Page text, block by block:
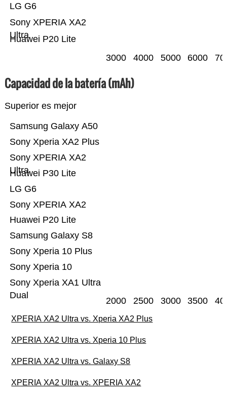
Huawei P20 Lite
Sony XPERIA XA2
Ultra
LG G6
3000 4000 5000 6000
Capacidad de la batería (mAh)
Superior es mejor
Sony Xperia XA1 Ultra
Dual
Sony Xperia 10
Sony Xperia 10 Plus
Samsung Galaxy S8
Huawei P20 Lite
Sony XPERIA XA2
LG G6
Huawei P30 Lite
Sony XPERIA XA2
Ultra
Sony Xperia XA2 Plus
Samsung Galaxy A50
2000 2500 3000 3500
XPERIA XA2 Ultra vs. Xperia XA2 Plus
XPERIA XA2 Ultra vs. Xperia 10 Plus
XPERIA XA2 Ultra vs. Galaxy S8
XPERIA XA2 Ultra vs. XPERIA XA2